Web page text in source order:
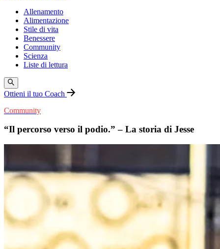
Allenamento
Alimentazione
Stile di vita
Benessere
Community
Scienza
Liste di lettura
Ottieni il tuo Coach
Community
“Il percorso verso il podio.” – La storia di Jesse